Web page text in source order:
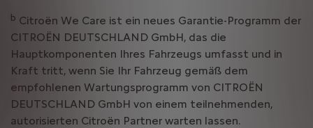
b Citroën We Care ist ein neues Garantie-Programm der
CITROËN DEUTSCHLAND GmbH, das die
Hauptkomponenten Ihres Fahrzeugs umfasst und in
Kraft tritt, wenn Sie Ihr Fahrzeug gemäß dem
empfohlenen Wartungsprogramm von CITROËN
DEUTSCHLAND GmbH von einem teilnehmenden,
autorisierten Citroën Partner warten lassen.